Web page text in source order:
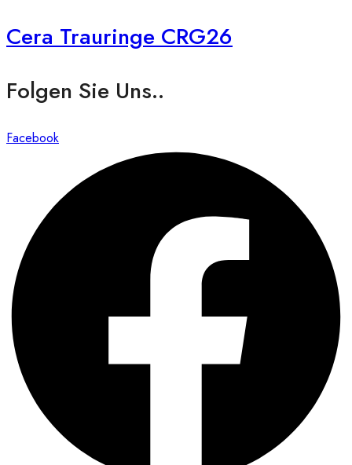
Cera Trauringe CRG26
Folgen Sie Uns..
Facebook